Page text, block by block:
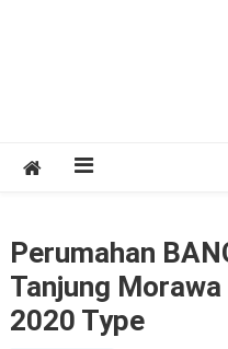
Perumahan
Tanjung Morawa
2020 Type